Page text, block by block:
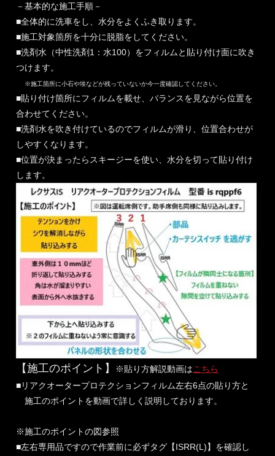
－基本的な施工手順－
■全体的に洗車をし、水分をよくふき取ります。
■施工対象箇所を十分に脱脂をしてください。
■洗剤水（中性洗剤1：水100）をフィルムと貼り付け面に吹き
つけます。
※施工箇所に小石や埃などが残っていないか今一度確認してください。
■貼り付け箇所にフィルムを載せ、バランスを見ながら位置を
合わせてください。
■洗剤水を吹き付けているのでフィルムが滑り、位置合わせが
しやすくなります。
■位置が決まったらスキージーを使い、水分を切って貼り付け
します。
【施工のポイント】 ※貼り方解説動画はこちら
■リアクオータープロテクションフィルム左右6点の貼り方と
施工のポイントを動画で詳しく説明しております。
※施工のポイントの図参照
■左右専用品ですので作業前に必ずタグ【ISRR(L)】を確認し